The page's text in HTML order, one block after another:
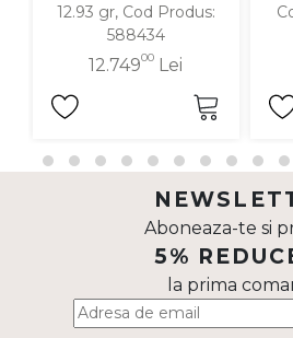
12.93 gr, Cod Produs:
588434
12.74900 Lei
Aboneaza-te si
5%
la prima